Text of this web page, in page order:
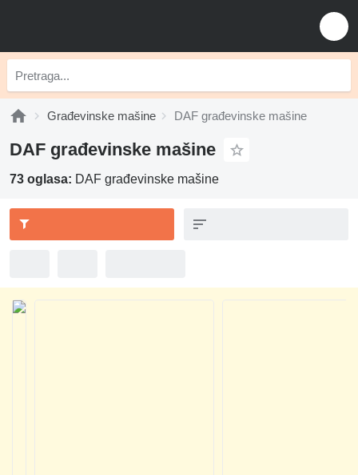
Građevinske mašine DAF građevinske mašine
DAF građevinske mašine
73 oglasa: DAF građevinske mašine